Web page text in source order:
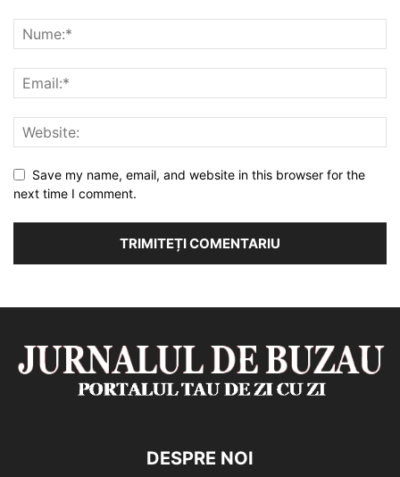
Save my name, email, and website in this browser for the
next time I comment.
DESPRE NOI